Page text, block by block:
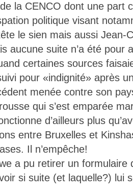
la CENCO dont une part
politique visant
le sien mais aussi Jean-
aucune suite n’a été pour
certaines sources
pour «indignité» après
menée contre son
qui s’est emparée
d’ailleurs plus
entre Bruxelles et
Il n’empêche!
a pu retirer un formulaire
si suite (et laquelle?) lui